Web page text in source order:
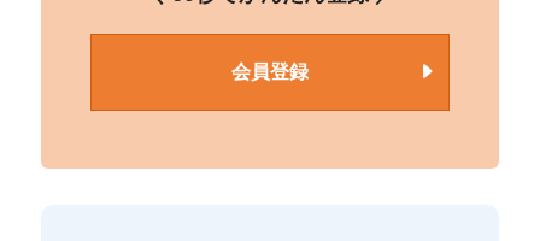
会員登録